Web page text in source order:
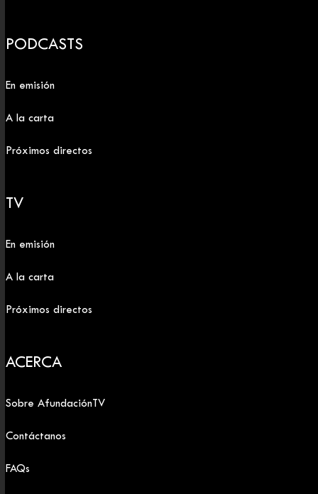
PODCASTS
En emisión
A la carta
Próximos directos
TV
En emisión
A la carta
Próximos directos
ACERCA
Sobre AfundaciónTV
Contáctanos
FAQs